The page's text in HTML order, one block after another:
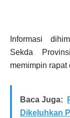
Informasi
Sekda
memimpin
Baca Juga:
Dikeluhkan